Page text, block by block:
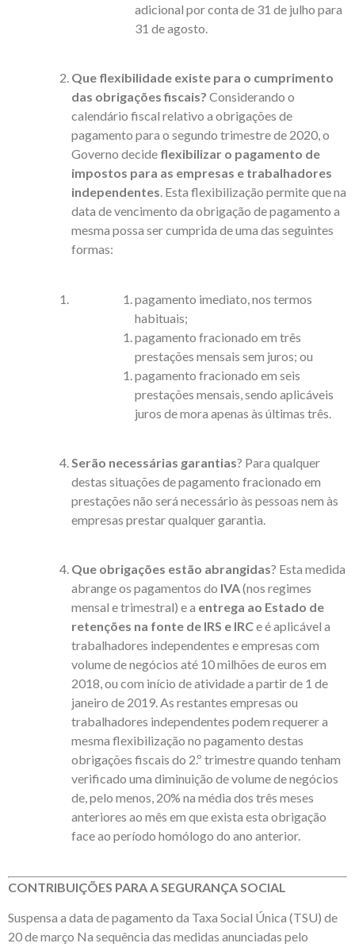
adicional por conta de 31 de julho para
31 de agosto.
Que flexibilidade existe para o cumprimento
das obrigações fiscais? Considerando o
calendário fiscal relativo a obrigações de
pagamento para o segundo trimestre de 2020, o
Governo decide flexibilizar o pagamento de
impostos para as empresas e trabalhadores
independentes. Esta flexibilização permite que na
data de vencimento da obrigação de pagamento a
mesma possa ser cumprida de uma das seguintes
formas:
pagamento imediato, nos termos
habituais;
pagamento fracionado em três
prestações mensais sem juros; ou
pagamento fracionado em seis
prestações mensais, sendo aplicáveis
juros de mora apenas às últimas três.
Serão necessárias garantias? Para qualquer
destas situações de pagamento fracionado em
prestações não será necessário às pessoas nem às
empresas prestar qualquer garantia.
Que obrigações estão abrangidas? Esta medida
abrange os pagamentos do IVA(nos regimes
mensal e trimestral) e a entrega ao Estado de
retenções na fonte de IRS e IRCe é aplicável a
trabalhadores independentes e empresas com
volume de negócios até 10 milhões de euros em
2018, ou com início de atividade a partir de 1 de
janeiro de 2019. As restantes empresas ou
trabalhadores independentes podem requerer a
mesma flexibilização no pagamento destas
obrigações fiscais do 2.º trimestre quando tenham
verificado uma diminuição de volume de negócios
de, pelo menos, 20% na média dos três meses
anteriores ao mês em que exista esta obrigação
face ao período homólogo do ano anterior.
CONTRIBUIÇÕES PARA A SEGURANÇA SOCIAL
Suspensa a data de pagamento da Taxa Social Única (TSU) de
20 de março Na sequência das medidas anunciadas pelo